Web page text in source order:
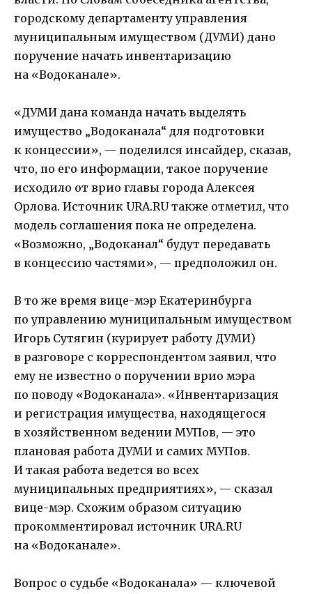
городскому департаменту управления
муниципальным имуществом (ДУМИ) дано
поручение начать инвентаризацию
на «Водоканале».
«ДУМИ дана команда начать выделять
имущество „Водоканала“ для подготовки
к концессии», — поделился инсайдер, сказав,
что, по его информации, такое поручение
исходило от врио главы города Алексея
Орлова. Источник URA.RU также отметил, что
модель соглашения пока не определена.
«Возможно, „Водоканал“ будут передавать
в концессию частями», — предположил он.
В то же время вице-мэр Екатеринбурга
по управлению муниципальным имуществом
Игорь Сутягин (курирует работу ДУМИ)
в разговоре с корреспондентом заявил, что
ему не известно о поручении врио мэра
по поводу «Водоканала». «Инвентаризация
и регистрация имущества, находящегося
в хозяйственном ведении МУПов, — это
плановая работа ДУМИ и самих МУПов.
И такая работа ведется во всех
муниципальных предприятиях», — сказал
вице-мэр. Схожим образом ситуацию
прокомментировал источник URA.RU
на «Водоканале».
Вопрос о судьбе «Водоканала» — ключевой